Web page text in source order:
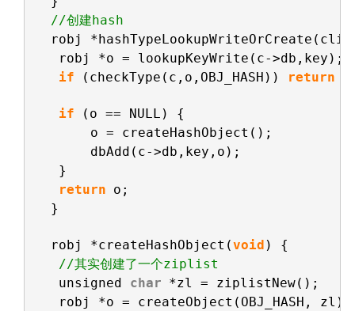
//创建hash
robj
robj *o = lookupKeyWrite(c->db,key);
if
(checkType(c,o,OBJ_HASH)) return
if
(o == NULL) {
o = createHashObject();
dbAdd(c->db,key,o);
}
return o;
}
robj *createHashObject(void ) {
//其实创建了一个ziplist
unsigned char *zl = ziplistNew();
robj *o = createObject(OBJ_HASH, zl);